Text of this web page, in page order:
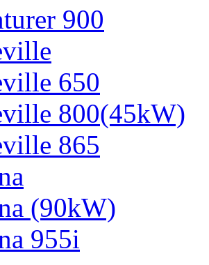
900
650
800(45kW)
865
(90kW)
955i